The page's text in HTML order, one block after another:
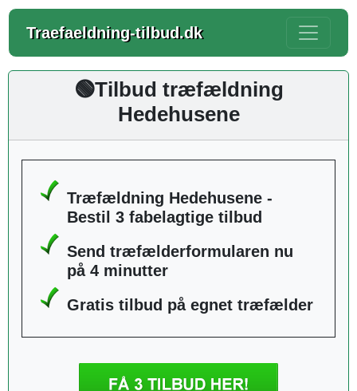
Traefaeldning-tilbud.dk
🟢Tilbud træfældning
Hedehusene
Træfældning Hedehusene -
Bestil 3 fabelagtige tilbud
Send træfælderformularen nu
på 4 minutter
Gratis tilbud på egnet træfælder